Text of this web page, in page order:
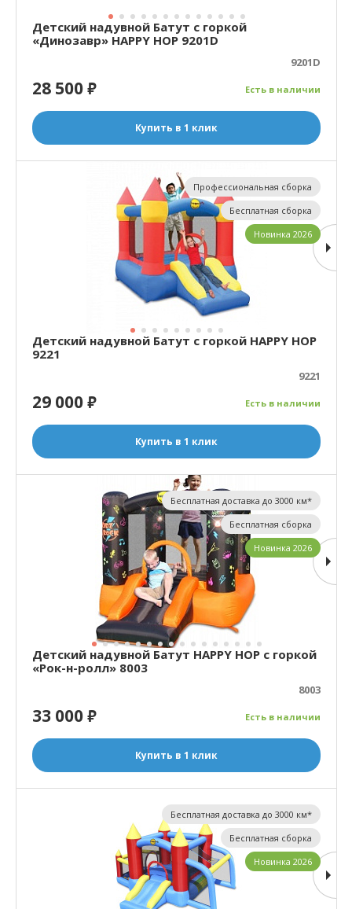
Детский надувной Батут с горкой
«Динозавр» HAPPY HOP 9201D
9201D
Есть в наличии
28 500₽
Купить в 1 клик
Детский надувной Батут с горкой HAPPY HOP
9221
9221
Есть в наличии
29 000₽
Купить в 1 клик
Профессиональная сборка
Бесплатная сборка
Новинка 2026
Детский надувной Батут HAPPY HOP с горкой
«Рок-н-ролл» 8003
8003
Есть в наличии
33 000₽
Купить в 1 клик
Бесплатная доставка до 3000 км*
Бесплатная сборка
Новинка 2026
Бесплатная доставка до 3000 км*
Бесплатная сборка
Новинка 2026